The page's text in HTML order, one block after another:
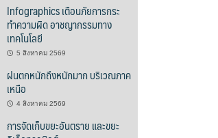
Infographics เตือนภัยการกระ
ทำความผิด อาชญากรรมทาง
เทคโนโลยี
5 สิงหาคม 2569
ฝนตกหนักถึงหนักมาก บริเวณภาค
เหนือ
4 สิงหาคม 2569
การจัดเก็บขยะอันตราย และขยะ